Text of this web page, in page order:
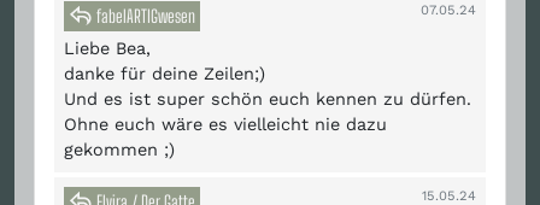
fabelARTIGwesen 07.05.24
Liebe Bea,
danke für deine Zeilen;)
Und es ist super schön euch kennen zu dürfen.
Ohne euch wäre es vielleicht nie dazu
gekommen ;)
15.05.24